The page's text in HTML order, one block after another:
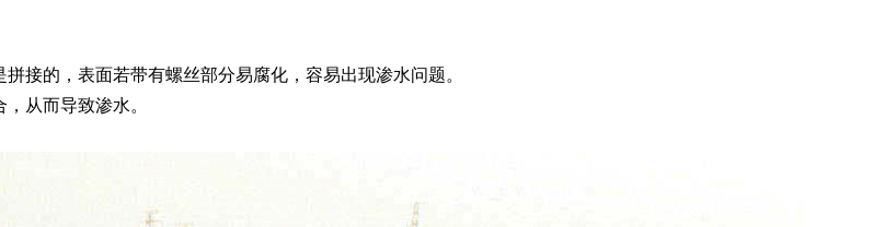
的，表面若带有螺丝部分易腐化，容易出现渗水问题。
从而导致渗水。